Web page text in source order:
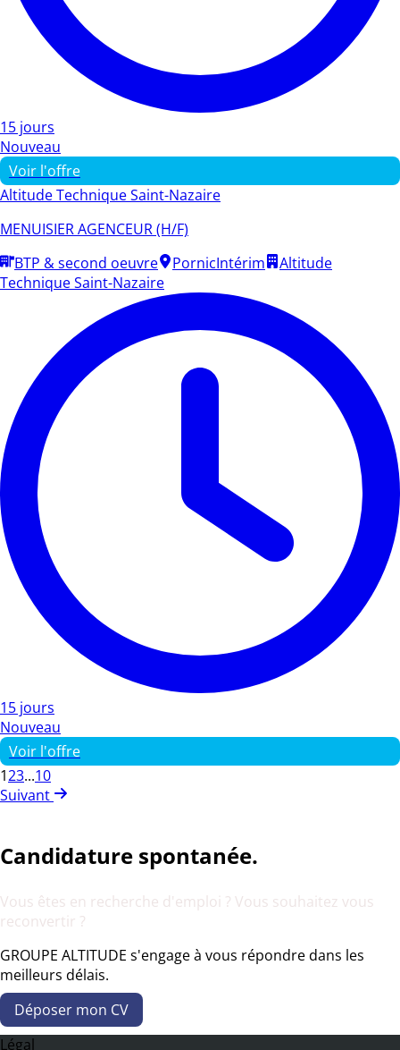
15 jours
Nouveau
Voir l'offre
Altitude Technique Saint-Nazaire
MENUISIER AGENCEUR (H/F)
BTP & second oeuvre
PornicIntérim
Altitude
Technique Saint-Nazaire
15 jours
Nouveau
Voir l'offre
123...10
Suivant
Candidature spontanée.
Vous êtes en recherche d'emploi ? Vous souhaitez vous
reconvertir ?
GROUPE ALTITUDE s'engage à vous répondre dans les
meilleurs délais.
Déposer mon CV
Légal